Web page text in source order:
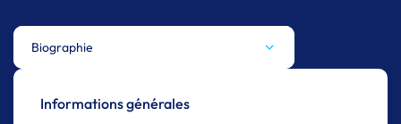
Biographie
Informations générales